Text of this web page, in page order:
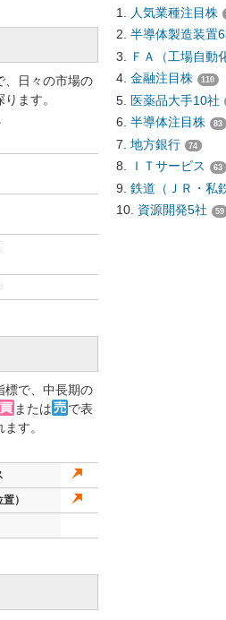
、日々の市場の
ます。
標で、中長期の
または
で表
す。
）
人気業種注目株
半導体製造装置
ＦＡ（工場自動
金融注目株 110
医薬品大手10社
半導体注目株 83
地方銀行 74
ＩＴサービス 63
鉄道（ＪＲ・私
資源開発5社 59